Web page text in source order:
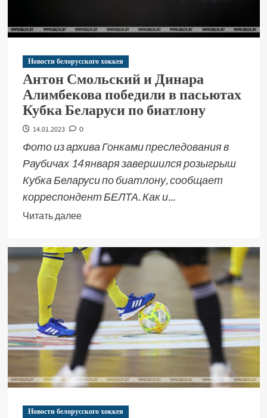
Новости белорусского хоккея
Антон Смольский и Динара
Алимбекова победили в пасьютах
Кубка Беларуси по биатлону
14.01.2023 0
Фото из архива Гонками преследования в
Раубичах 14 января завершился розыгрыш
Кубка Беларуси по биатлону, сообщает
корреспондент БЕЛТА. Как и...
Читать далее
Новости белорусского хоккея